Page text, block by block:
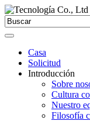
Casa
Solicitud
Introducción
Sobre
Cultura
Nuestro
Filosofía